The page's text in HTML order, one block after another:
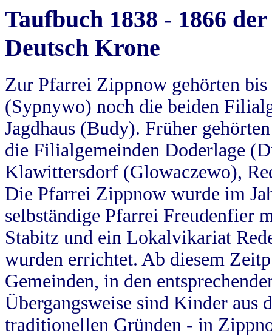
Taufbuch 1838 - 1866
Deutsch Krone
Zur Pfarrei Zippnow gehörten
(Sypnywo) noch die beiden
Jagdhaus (Budy). Früher
die Filialgemeinden Doderlage
Klawittersdorf (Glowaczewo),
Die Pfarrei Zippnow wurde im
selbständige Pfarrei Freudenfier
Stabitz und ein Lokalvikariat
wurden errichtet. Ab diesem
Gemeinden, in den
Übergangsweise sind Kinder aus
traditionellen Gründen - in